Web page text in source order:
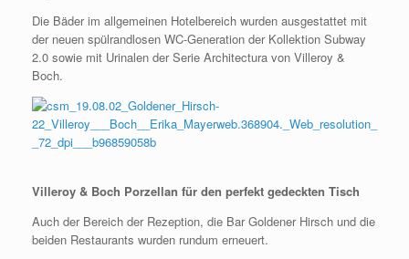
Die Bäder im allgemeinen Hotelbereich wurden ausgestattet mit
der neuen spülrandlosen WC-Generation der Kollektion Subway
2.0 sowie mit Urinalen der Serie Architectura von Villeroy &
Boch.
Villeroy & Boch Porzellan für den perfekt gedeckten Tisch
Auch der Bereich der Rezeption, die Bar Goldener Hirsch und die
beiden Restaurants wurden rundum erneuert.